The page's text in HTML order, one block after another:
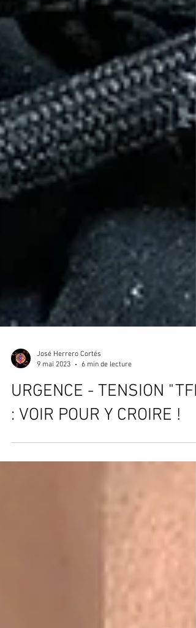
José Herrero Cortés
9 mai 2023
6 min de lecture
URGENCE - TENSION "TFL"
: VOIR POUR Y CROIRE !